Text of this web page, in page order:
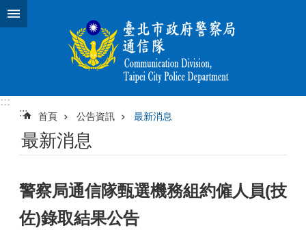
跳到主要內容區塊
:::
:::
首頁 公告資訊 最新消息
最新消息
警察局通信隊甄選機務組約僱人員(技
佐)錄取結果公告